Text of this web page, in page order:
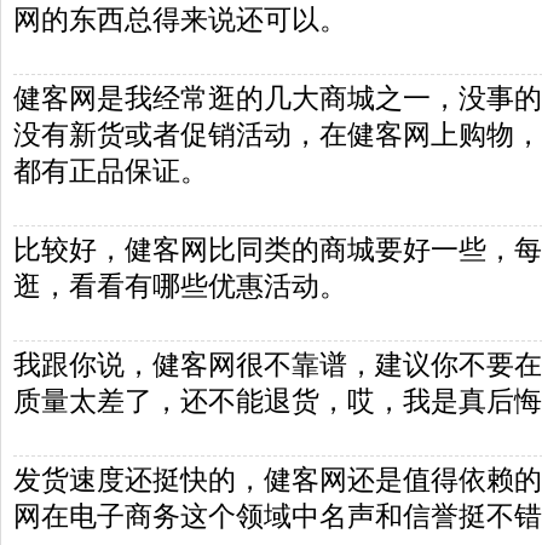
网的东西总得来说还可以。
健客网是我经常逛的几大商城之一，没事
没有新货或者促销活动，在健客网上购物
都有正品保证。
比较好，健客网比同类的商城要好一些，
逛，看看有哪些优惠活动。
我跟你说，健客网很不靠谱，建议你不要
质量太差了，还不能退货，哎，我是真后
发货速度还挺快的，健客网还是值得依赖
网在电子商务这个领域中名声和信誉挺不